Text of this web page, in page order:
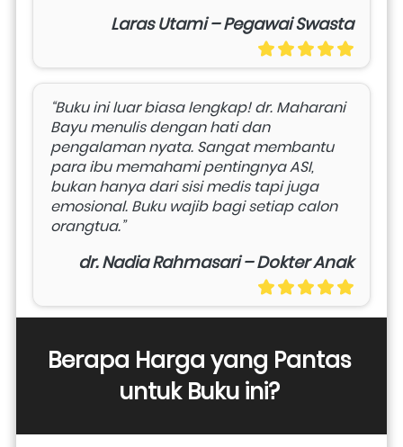
Laras Utami – Pegawai Swasta
“Buku ini luar biasa lengkap! dr. Maharani
Bayu menulis dengan hati dan
pengalaman nyata. Sangat membantu
para ibu memahami pentingnya ASI,
bukan hanya dari sisi medis tapi juga
emosional. Buku wajib bagi setiap calon
orangtua.”
dr. Nadia Rahmasari – Dokter Anak
Berapa Harga yang Pantas
untuk Buku ini?